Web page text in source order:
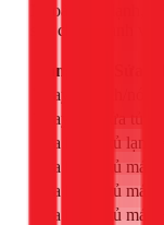
Ngoài máy lạnh,
sâu cho tủ lạnh và
Hạng mục Sửa
Thay sò lạnh/nóng
Thay ron cửa tủ
Sửa board tủ lạnh
Sửa board tủ mát
Sửa board tủ mát
Sửa board tủ mát